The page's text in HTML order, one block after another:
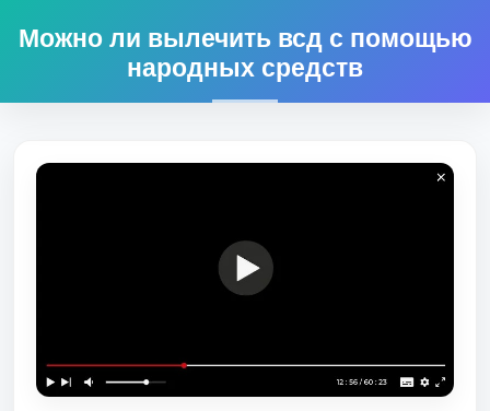
Можно ли вылечить всд с помощью
народных средств